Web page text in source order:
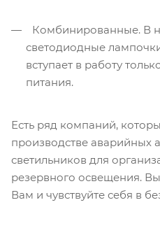
Комбинированные. В
светодиодные
вступает в работу
питания.
Есть ряд компаний,
производстве аварийных
светильников для
резервного освещения.
Вам и чувствуйте себя в